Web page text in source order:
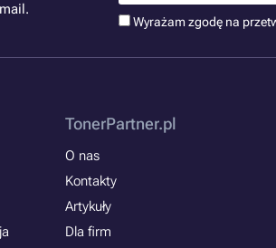
Wyrażam zgodę na
TonerPartner.pl
O nas
Kontakty
Artykuły
Dla firm